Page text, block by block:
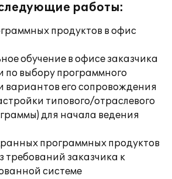
работы:
продуктов в офис
обучение в офисе заказчика
по выбору программного
вариантов его сопровождения
типового/отраслевого
для начала ведения
программных продуктов
требований заказчика к
системе